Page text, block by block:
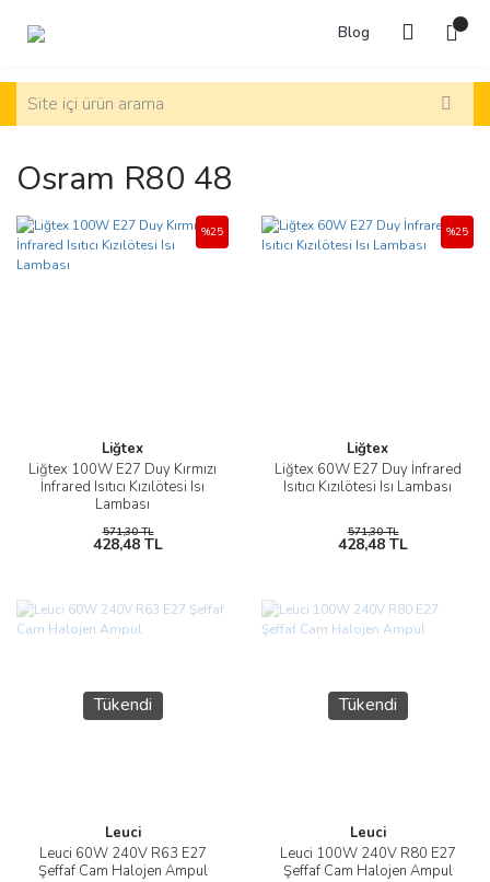
Blog
Osram R80 48
Liğtex
Liğtex 100W E27 Duy Kırmızı
İnfrared Isıtıcı Kızılötesi Isı
Lambası
%25
571,30 TL
428,48 TL
Liğtex
Liğtex 60W E27 Duy İnfrared
Isıtıcı Kızılötesi Isı Lambası
%25
571,30 TL
428,48 TL
Tükendi
Leuci
Leuci 60W 240V R63 E27
Şeffaf Cam Halojen Ampul
Tükendi
Leuci
Leuci 100W 240V R80 E27
Şeffaf Cam Halojen Ampul